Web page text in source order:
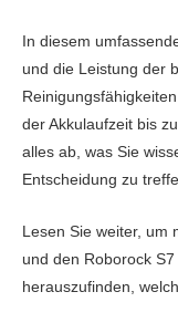
In diesem
und die Leistung der
der Akkulaufzeit bis
alles ab, was Sie
Entscheidung zu
Lesen Sie weiter, um
und den Roborock
herauszufinden,